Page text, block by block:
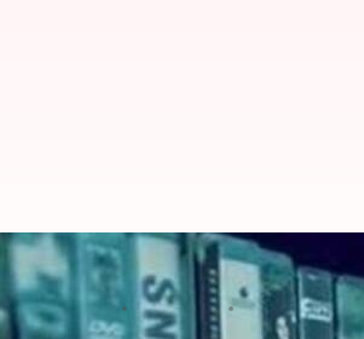
JEE Main Result
लेखन मोना दीक्षित Apr 29, 2019 10:44 pm